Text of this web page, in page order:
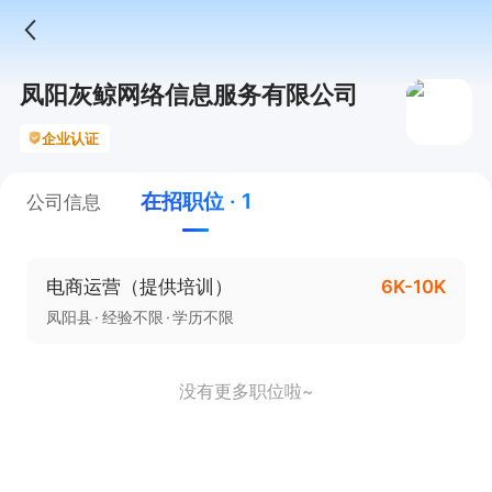
凤阳灰鲸网络信息服务有限公司
企业认证
公司信息 在招职位 · 1
电商运营（提供培训） 6K-10K
凤阳县 经验不限 学历不限
没有更多职位啦~